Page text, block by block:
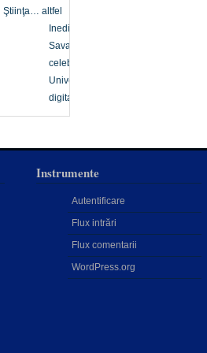
Ştiinţa… altfel
Inedit
Savanți
celebri
Univers
digital
Instrumente
Autentificare
Flux intrări
Flux comentarii
WordPress.org